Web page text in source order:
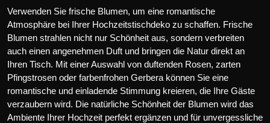
Verwenden Sie frische Blumen, um eine romantische
Atmosphäre bei Ihrer Hochzeitstischdeko zu schaffen. Frische
Blumen strahlen nicht nur Schönheit aus, sondern verbreiten
auch einen angenehmen Duft und bringen die Natur direkt an
Ihren Tisch. Mit einer Auswahl von duftenden Rosen, zarten
Pfingstrosen oder farbenfrohen Gerbera können Sie eine
romantische und einladende Stimmung kreieren, die Ihre Gäste
verzaubern wird. Die natürliche Schönheit der Blumen wird das
Ambiente Ihrer Hochzeit perfekt ergänzen und für unvergessliche